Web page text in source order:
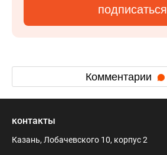
подписаться
Комментарии
контакты
Казань, Лобачевского 10, корпус 2